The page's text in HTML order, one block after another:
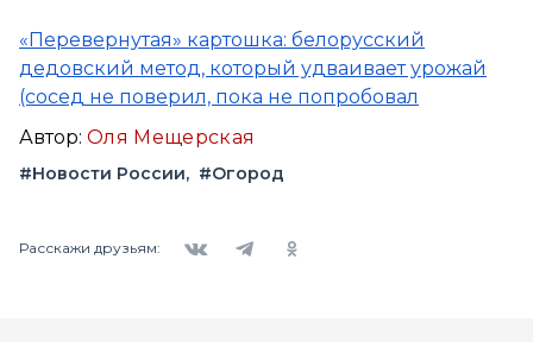
«Перевернутая» картошка: белорусский
дедовский метод, который удваивает урожай
(сосед не поверил, пока не попробовал
Автор: Оля Мещерская
#Новости России #Огород
Расскажи друзьям: